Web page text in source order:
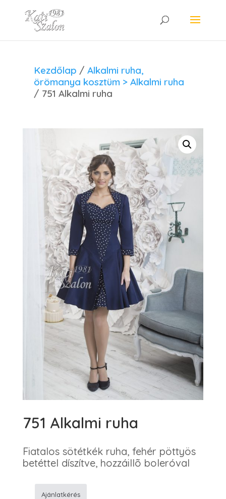
Kezdőlap /Alkalmi ruha,
örömanya kosztüm > Alkalmi ruha
/ 751 Alkalmi ruha
751 Alkalmi ruha
Fiatalos sötétkék ruha, fehér pöttyös
betéttel díszítve, hozzáillõ boleróval
Ajánlatkérés